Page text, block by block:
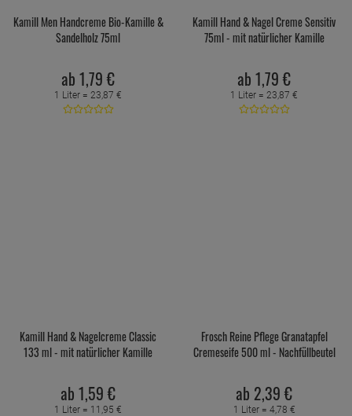
Kamill Men Handcreme Bio-Kamille &
Sandelholz 75ml
ab 1,79 €
1 Liter = 23,87 €
Kamill Hand & Nagel Creme Sensitiv
75ml - mit natürlicher Kamille
ab 1,79 €
1 Liter = 23,87 €
Kamill Hand & Nagelcreme Classic
133 ml - mit natürlicher Kamille
ab 1,59 €
1 Liter = 11,95 €
Frosch Reine Pflege Granatapfel
Cremeseife 500 ml - Nachfüllbeutel
ab 2,39 €
1 Liter = 4,78 €